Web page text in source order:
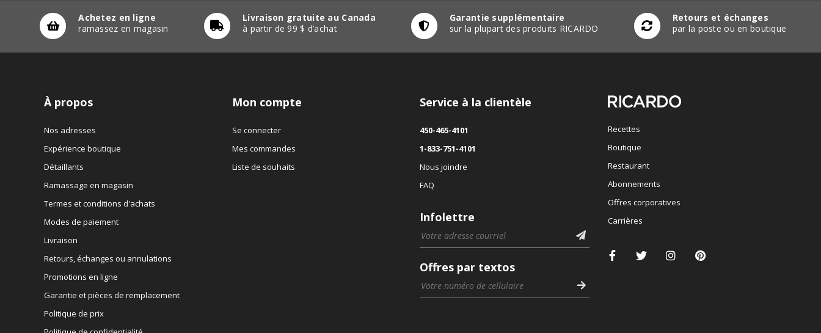
Achetez en ligne
ramassez en magasin
Livraison gratuite au Canada
à partir de 99 $ d’achat
Garantie supplémentaire
sur la plupart des produits RICARDO
Retours et échanges
par la poste ou en boutique
À propos
Nos adresses
Expérience boutique
Détaillants
Ramassage en magasin
Termes et conditions d'achats
Modes de paiement
Livraison
Retours, échanges ou annulations
Promotions en ligne
Garantie et pièces de remplacement
Politique de prix
Mon compte
Se connecter
Mes commandes
Liste de souhaits
Service à la clientèle
450-465-4101
1-833-751-4101
Nous joindre
FAQ
Infolettre
Offres par textos
Recettes
Boutique
Restaurant
Abonnements
Offres corporatives
Carrières